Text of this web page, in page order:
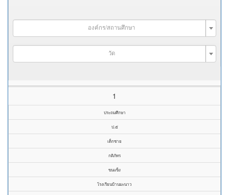
องค์กร/สถานศึกษา
วัด
1
ประถมศึกษา
ป.๕
เด็กชาย
กติภัทร
ขนแข็ง
โรงเรียนบ้านมะนาว